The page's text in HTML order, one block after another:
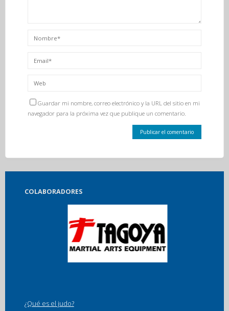
Guardar mi nombre, correo electrónico y la URL del sitio en mi
navegador para la próxima vez que publique un comentario.
COLABORADORES
¿Qué es el judo?